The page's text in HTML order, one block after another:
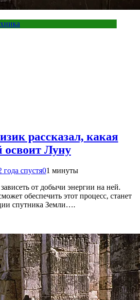
рассказал, какая
освоит Луну
года спустя01 минуты
от добычи энергии на ней.
обеспечить этот процесс, станет
спутника Земли….